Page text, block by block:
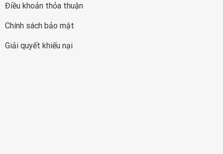
Điều khoản thỏa thuận
Chính sách bảo mật
Giải quyết khiếu nại